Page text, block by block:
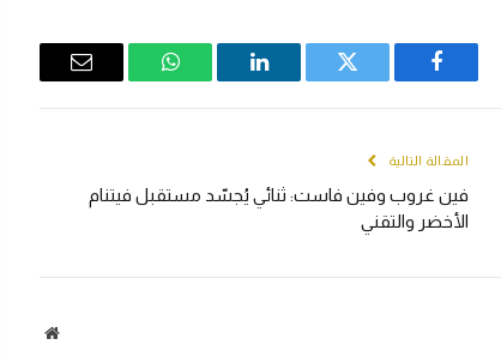
Facebook
Twitter
LinkedIn
WhatsApp
Email
المقالة التالية
فين غروب وفين فاست: ثنائي يُجسّد مستقبل فيتنام
الأخضر والتقني
الموقع